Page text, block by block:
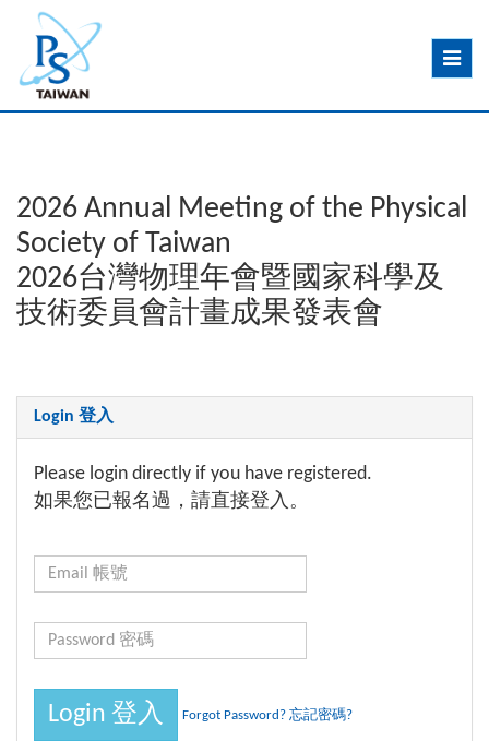
Toggle
2026 Annual Meeting of the Physical
Society of Taiwan
2026台灣物理年會暨國家科學及
技術委員會計畫成果發表會
Login 登入
Please login directly if you have registered.
如果您已報名過，請直接登入。
Forgot Password? 忘記密碼?